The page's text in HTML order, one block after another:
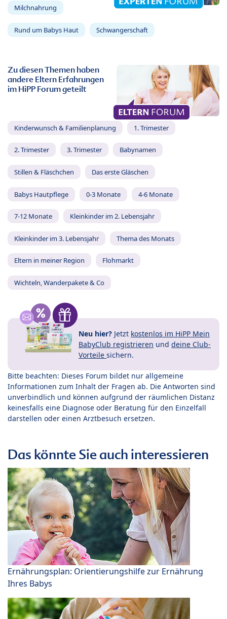
Milchnahrung
Rund um Babys Haut Schwangerschaft
Zu diesen Themen haben
andere Eltern Erfahrungen
im HiPP Forum geteilt
Kinderwunsch & Familienplanung 1. Trimester
2. Trimester 3. Trimester Babynamen
Stillen & Fläschchen Das erste Gläschen
Babys Hautpflege 0-3 Monate 4-6 Monate
7-12 Monate Kleinkinder im 2. Lebensjahr
Kleinkinder im 3. Lebensjahr Thema des Monats
Eltern in meiner Region Flohmarkt
Wichteln, Wanderpakete & Co
Neu hier? Jetzt kostenlos im HiPP Mein
BabyClub registrieren und deine Club-
Vorteile sichern.
Bitte beachten: Dieses Forum bildet nur allgemeine
Informationen zum Inhalt der Fragen ab. Die Antworten sind
unverbindlich und können aufgrund der räumlichen Distanz
keinesfalls eine Diagnose oder Beratung für den Einzelfall
darstellen oder einen Arztbesuch ersetzen.
Das könnte Sie auch interessieren
Ernährungsplan: Orientierungshilfe zur Ernährung
Ihres Babys